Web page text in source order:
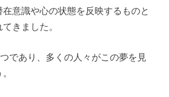
意識や心の状態を反映するものと
きました。
であり、多くの人々がこの夢を見